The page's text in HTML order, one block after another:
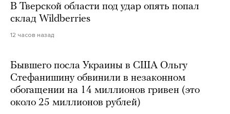
В Тверской области под удар опять попал
склад Wildberries
12 часов назад
Бывшего посла Украины в США Ольгу
Стефанишину обвинили в незаконном
обогащении на 14 миллионов гривен (это
около 25 миллионов рублей)